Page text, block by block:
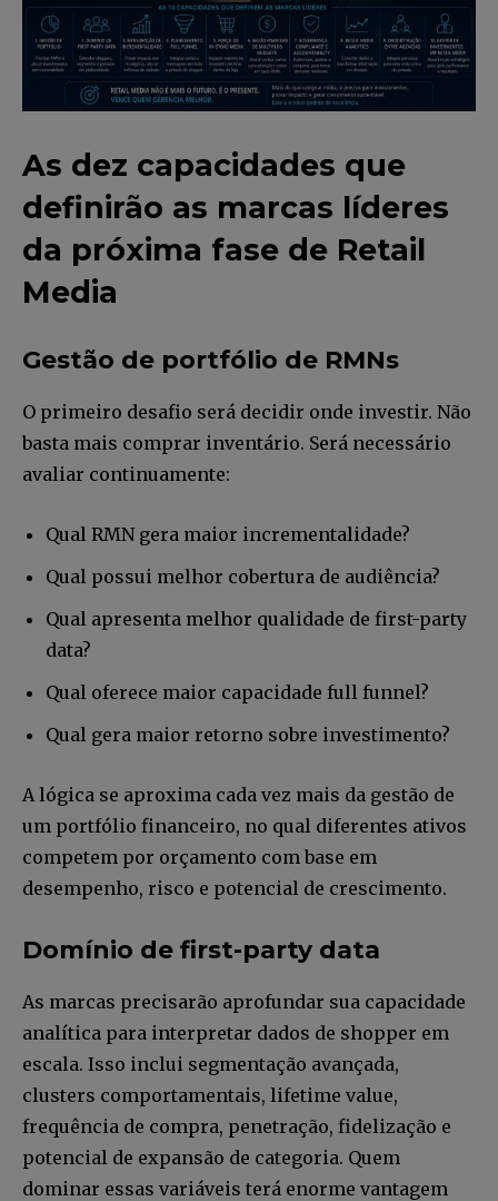
As dez capacidades que
definirão as marcas líderes
da próxima fase de Retail
Media
Gestão de portfólio de RMNs
O primeiro desafio será decidir onde investir. Não
basta mais comprar inventário. Será necessário
avaliar continuamente:
Qual RMN gera maior incrementalidade?
Qual possui melhor cobertura de audiência?
Qual apresenta melhor qualidade de first-party
data?
Qual oferece maior capacidade full funnel?
Qual gera maior retorno sobre investimento?
A lógica se aproxima cada vez mais da gestão de
um portfólio financeiro, no qual diferentes ativos
competem por orçamento com base em
desempenho, risco e potencial de crescimento.
Domínio de first-party data
As marcas precisarão aprofundar sua capacidade
analítica para interpretar dados de shopper em
escala. Isso inclui segmentação avançada,
clusters comportamentais, lifetime value,
frequência de compra, penetração, fidelização e
potencial de expansão de categoria. Quem
dominar essas variáveis terá enorme vantagem